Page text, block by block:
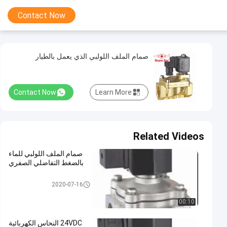
Contact Now
صمام الملف اللولبي الذي يعمل بالطيار
Contact Now Learn More
Related Videos
00:10
صمام الملف اللولبي للماء
بالضغط التفاضلي الصفري
ماء ملفّ لولبيّ صمام2020-07-16
24VDC النحاس الكهربائية